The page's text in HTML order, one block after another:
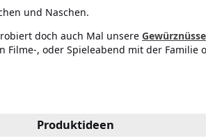
und Naschen.
doch auch Mal unsere Gewürznüsse
, oder Spieleabend mit der Familie
Produktideen